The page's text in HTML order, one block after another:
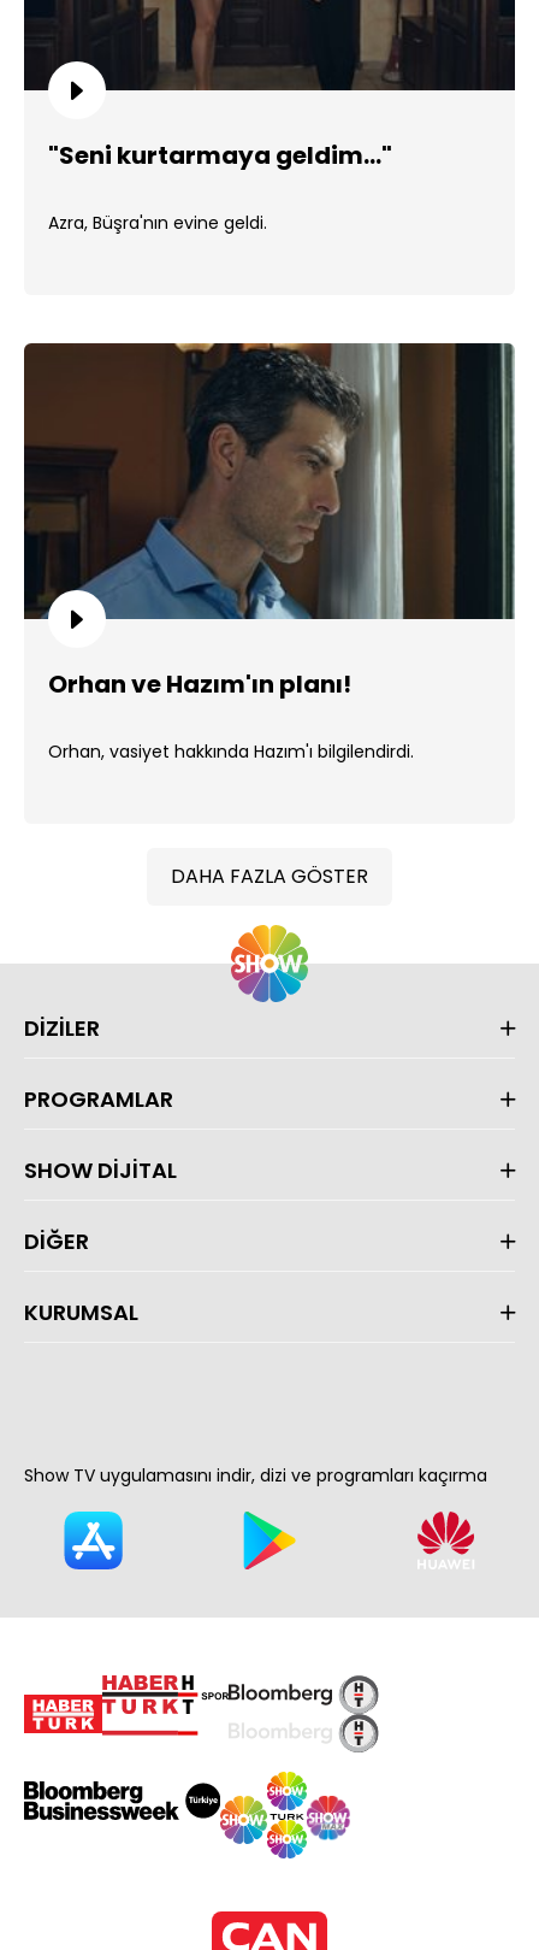
"Seni kurtarmaya geldim..."
Azra, Büşra'nın evine geldi.
Orhan ve Hazım'ın planı!
Orhan, vasiyet hakkında Hazım'ı bilgilendirdi.
DAHA FAZLA GÖSTER
DİZİLER
PROGRAMLAR
SHOW DİJİTAL
DİĞER
KURUMSAL
Show TV uygulamasını indir, dizi ve programları kaçırma